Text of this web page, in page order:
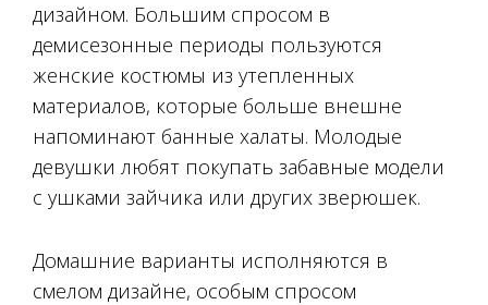
дизайном. Большим спросом в
демисезонные периоды пользуются
женские костюмы из утепленных
материалов, которые больше внешне
напоминают банные халаты. Молодые
девушки любят покупать забавные модели
с ушками зайчика или других зверюшек.
Домашние варианты исполняются в
смелом дизайне, особым спросом